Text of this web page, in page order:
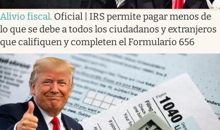
Alivio fiscal. Oficial | IRS permite pagar menos de
lo que se debe a todos los ciudadanos y extranjeros
que califiquen y completen el Formulario 656